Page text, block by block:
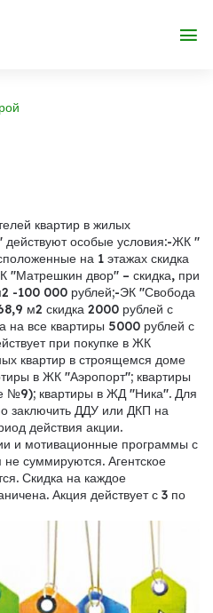
квартир в жилых
особые условия:-ЖК "
на 1 этажах скидка
"Матрешкин двор" – скидка, при
-100 000 рублей;-ЭК "Свобода
м2 скидка 2000 рублей с
на все квартиры 5000 рублей с
при покупке в ЖК
квартир в строящемся доме
в ЖК "Аэропорт"; квартиры
№9); квартиры в ЖД "Ника". Для
заключить ДДУ или ДКП на
действия акции.
и мотивационные программы с
суммируются. Агентское
Скидка на каждое
Акция действует с 3 по